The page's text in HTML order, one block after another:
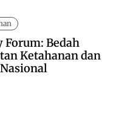
Forum: Bedah
Ketahanan dan